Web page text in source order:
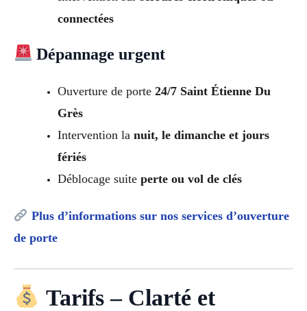
connectées
Dépannage urgent
Ouverture de porte 24/7 Saint Étienne Du
Grès
Intervention la nuit, le dimanche et jours
fériés
Déblocage suite perte ou vol de clés
Plus d’informations sur nos services d’ouverture
de porte
Tarifs – Clarté et